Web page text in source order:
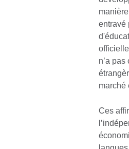
entravé
n’a
marché
Ces